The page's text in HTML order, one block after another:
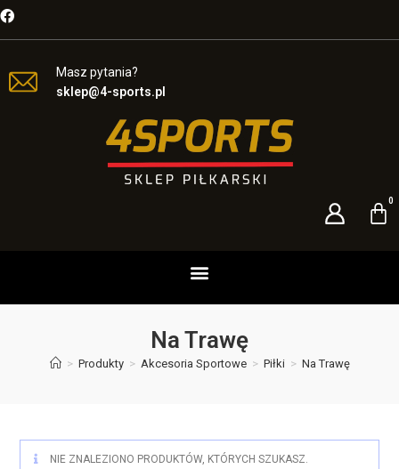
Masz pytania?
sklep@4-sports.pl
Na Trawę
> Produkty > Akcesoria Sportowe > Piłki > Na Trawę
NIE ZNALEZIONO PRODUKTÓW, KTÓRYCH SZUKASZ.